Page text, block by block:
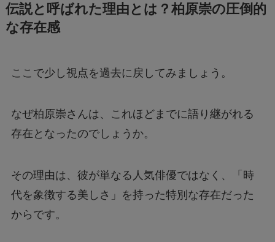
伝説と呼ばれた理由とは？柏原崇の圧倒的
な存在感
ここで少し視点を過去に戻してみましょう。
なぜ柏原崇さんは、これほどまでに語り継がれる
存在となったのでしょうか。
その理由は、彼が単なる人気俳優ではなく、「時
代を象徴する美しさ」を持った特別な存在だった
からです。